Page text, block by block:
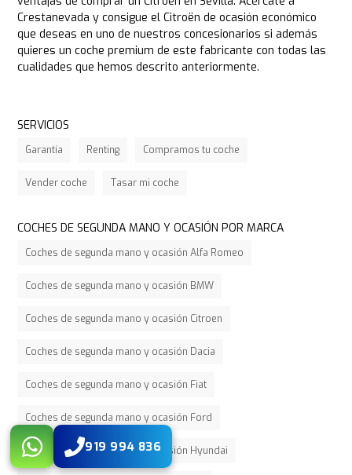
Crestanevada y consigue el Citroën de ocasión económico
que deseas en uno de nuestros concesionarios si además
quieres un coche premium de este fabricante con todas las
cualidades que hemos descrito anteriormente.
919 994 836
SERVICIOS
Garantía Renting Compramos tu coche
Vender coche Tasar mi coche
COCHES DE SEGUNDA MANO Y OCASIÓN POR MARCA
Coches de segunda mano y ocasión Alfa Romeo
Coches de segunda mano y ocasión BMW
Coches de segunda mano y ocasión Citroen
Coches de segunda mano y ocasión Dacia
Coches de segunda mano y ocasión Fiat
Coches de segunda mano y ocasión Ford
Coches de segunda mano y ocasión Hyundai